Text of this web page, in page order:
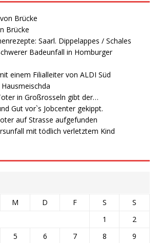
Brücke
Brücke
Saarl. Dippelappes / Schales
Badeunfall in Homburger
einem Filialleiter von ALDI Süd
in Großrosseln gibt der…
Gut vor`s Jobcenter gekippt.
auf Strasse aufgefunden
mit tödlich verletztem Kind
M D F S
S
1
2
5 6 7 8
9